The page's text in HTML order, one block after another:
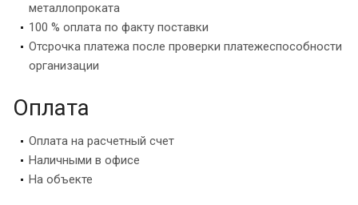
металлопроката
100 % оплата по факту поставки
Отсрочка платежа после проверки платежеспособности
организации
Оплата
Оплата на расчетный счет
Наличными в офисе
На объекте